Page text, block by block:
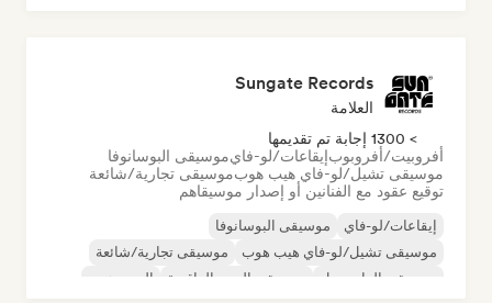
Sungate Records
العلامة
> 1300 إجابة تم تقديمها
أفروبيت/أفروبوبإيقاعات/لو-فايموسيقى البوسانوفا
موسيقى تشيل/لو-فاي هيب هوبموسيقى تجارية/شائعة
توقيع عقود مع الفنانين أو إصدار موسيقاهم
إيقاعات/لو-فاي
موسيقى البوسانوفا
موسيقى تشيل/لو-فاي هيب هوب
موسيقى تجارية/شائعة
موسيقى الدانسهول
موسيقى البوب الراقصة
الهيب هوب